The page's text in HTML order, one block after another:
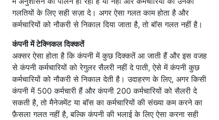
गलतियों के लिए सही सज़ा दे। अगर ऐसा गलत काम होता है और
कर्मचारियों को नौकरी से निकाल दिया जाता है, तो बॉस गलत नहीं है।
कंपनी में टेक्निकल दिक्कतें
अक्सर ऐसा होता है कि कंपनी में कुछ दिक्कतें आ जाती हैं और इस वजह
से कंपनी कर्मचारियों को रेगुलर सैलरी नहीं दे पाती, ऐसे में कंपनी कुछ
कर्मचारियों को नौकरी से निकाल देती है। उदाहरण के लिए, अगर किसी
कंपनी में 500 कर्मचारी हैं और कंपनी 200 कर्मचारियों को सैलरी दे
सकती है, तो मैनेजमेंट या बॉस का कर्मचारियों की संख्या कम करने का
फ़ैसला गलत नहीं है, बल्कि कंपनी की भलाई के लिए ऐसा करना सही